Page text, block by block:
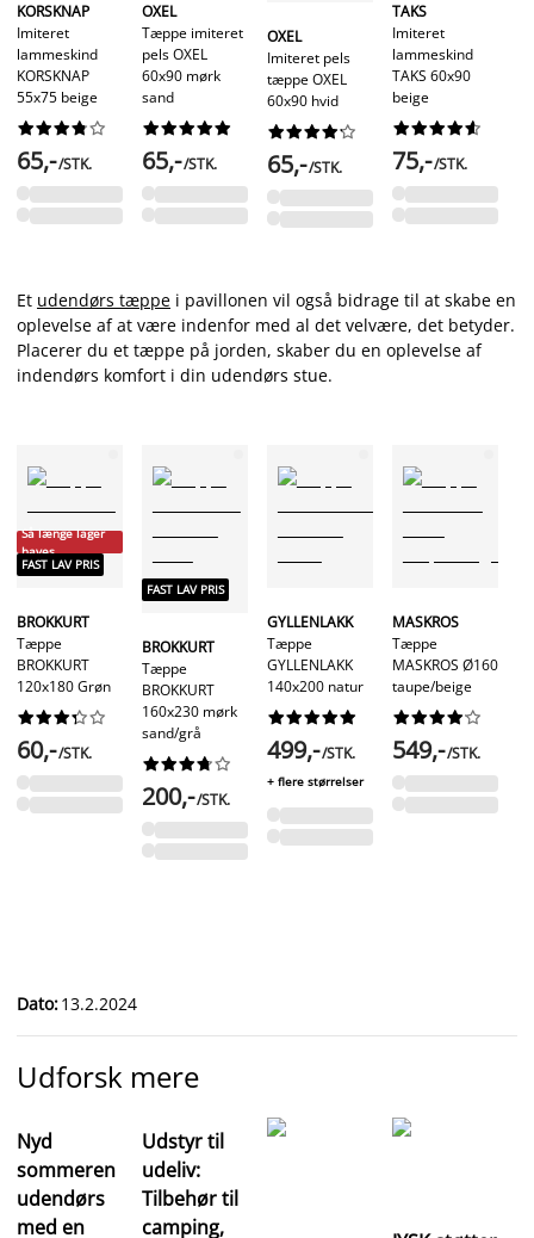
KORSKNAP
Imiteret
lammeskind
KORSKNAP
55x75 beige






65,-/STK.
OXEL
Tæppe imiteret
pels OXEL
60x90 mørk
sand






65,-/STK.
OXEL
Imiteret pels
tæppe OXEL
60x90 hvid






65,-/STK.
TAKS
Imiteret
lammeskind
TAKS 60x90
beige






75,-/STK.
Et udendørs tæppe i pavillonen vil også bidrage til at skabe en
oplevelse af at være indenfor med al det velvære, det betyder.
Placerer du et tæppe på jorden, skaber du en oplevelse af
indendørs komfort i din udendørs stue.
Så længe lager
haves
FAST LAV PRIS
BROKKURT
Tæppe
BROKKURT
120x180 Grøn






60,-/STK.
FAST LAV PRIS
BROKKURT
Tæppe
BROKKURT
160x230 mørk
sand/grå






200,-/STK.
GYLLENLAKK
Tæppe
GYLLENLAKK
140x200 natur






499,-/STK.
+ flere størrelser
MASKROS
Tæppe
MASKROS Ø160
taupe/beige






549,-/STK.
Dato:13.2.2024
Udforsk mere
Nyd
sommeren
udendørs
med en
Udstyr til
udeliv:
Tilbehør til
camping,